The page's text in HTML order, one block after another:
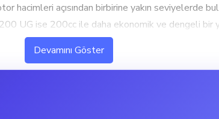
açısından birbirine yakın seviyelerde
UG ise 200cc ile daha ekonomik ve dengeli bir
ve hızlanma isteyen kullanıcılar için ideal. Orta
sunuyor. Yüksek tork değeri, ani hızlanma ve
Devamını Göster